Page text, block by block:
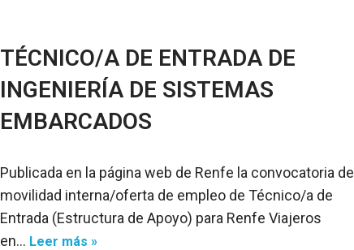
TÉCNICO/A DE ENTRADA DE
INGENIERÍA DE SISTEMAS
EMBARCADOS
Publicada en la página web de Renfe la convocatoria de
movilidad interna/oferta de empleo de Técnico/a de
Entrada (Estructura de Apoyo) para Renfe Viajeros
en… Leer más »